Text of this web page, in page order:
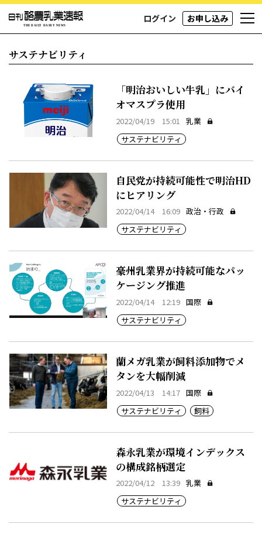
ログイン お申し込み
サステナビリティ
「明治おいしい牛乳」にバイ
オマスプラ使用
2022/04/19 15:01
乳業
サステナビリティ
自民党が持続可能性で明治HD
にヒアリング
2022/04/14 16:09 政治・行政
サステナビリティ
豪州乳業界が持続可能なパッ
ケージング推進
2022/04/14 12:19 国際
サステナビリティ
蘭メガ乳業が飼料添加物でメ
タンを大幅削減
2022/04/13 14:17 国際
サステナビリティ
飼料
森永乳業が環境インデックス
の構成銘柄選定
2022/04/12 13:39 乳業
サステナビリティ